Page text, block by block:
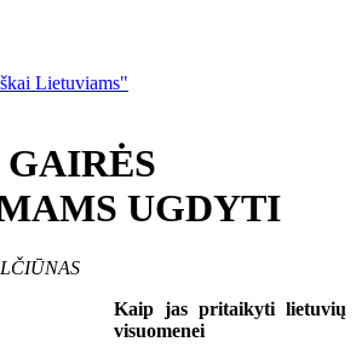
Lietuviams"
UGDYTI
Kaip jas pritaikyti lietuvių
visuomenei